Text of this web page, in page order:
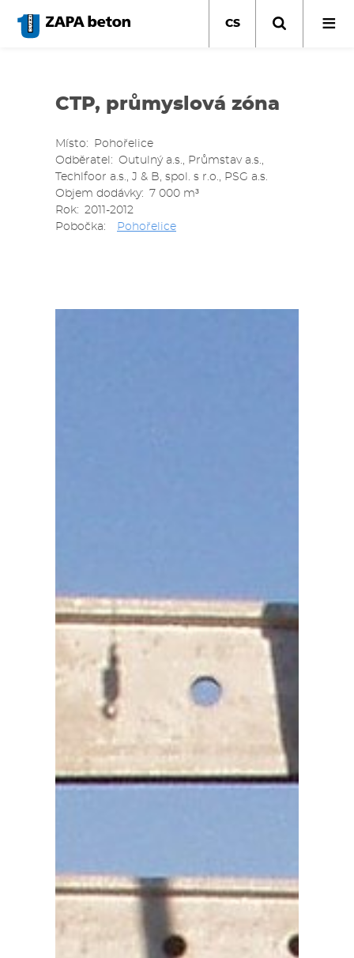
hlavnímu
CS
CTP, průmyslová zóna
Místo
Pohořelice
Odběratel
Outulný a.s., Průmstav a.s.,
Techlfoor a.s., J & B, spol. s r.o., PSG a.s.
Objem dodávky
7 000 m³
Rok
2011-2012
Pobočka
Pohořelice